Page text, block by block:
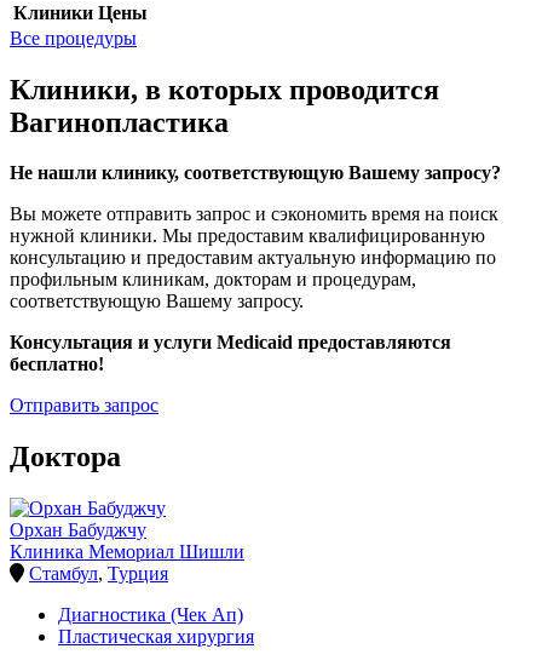
Клиники Цены
Все процедуры
Клиники, в которых проводится
Вагинопластика
Не нашли клинику, соответствующую Вашему запросу?
Вы можете отправить запрос и сэкономить время на поиск
нужной клиники. Мы предоставим квалифицированную
консультацию и предоставим актуальную информацию по
профильным клиникам, докторам и процедурам,
соответствующую Вашему запросу.
Консультация и услуги Medicaid предоставляются
бесплатно!
Отправить запрос
Доктора
Орхан Бабуджчу
Клиника Мемориал Шишли
Стамбул, Турция
Диагностика (Чек Ап)
Пластическая хирургия